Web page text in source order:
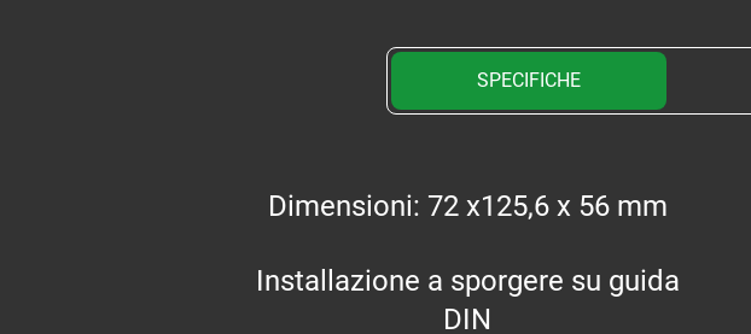
SPECIFICHE
Dimensioni: 72 x125,6 x 56 mm
Installazione a sporgere su guida
DIN